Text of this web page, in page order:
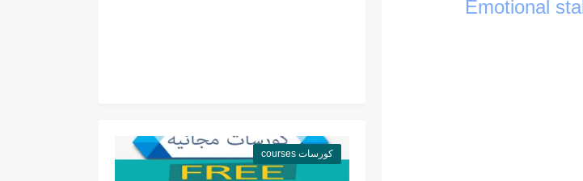
كورسات courses